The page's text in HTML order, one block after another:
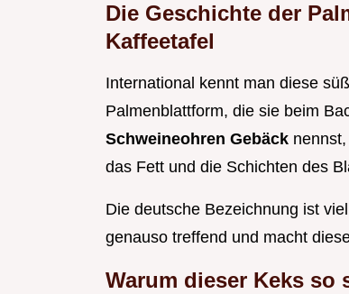
Die Geschichte der
Kaffeetafel
International kennt man diese
Palmenblattform, die sie beim
Schweineohren Gebäck
das Fett und die Schichten des
Die deutsche Bezeichnung ist
genauso treffend und macht
Warum dieser Keks so